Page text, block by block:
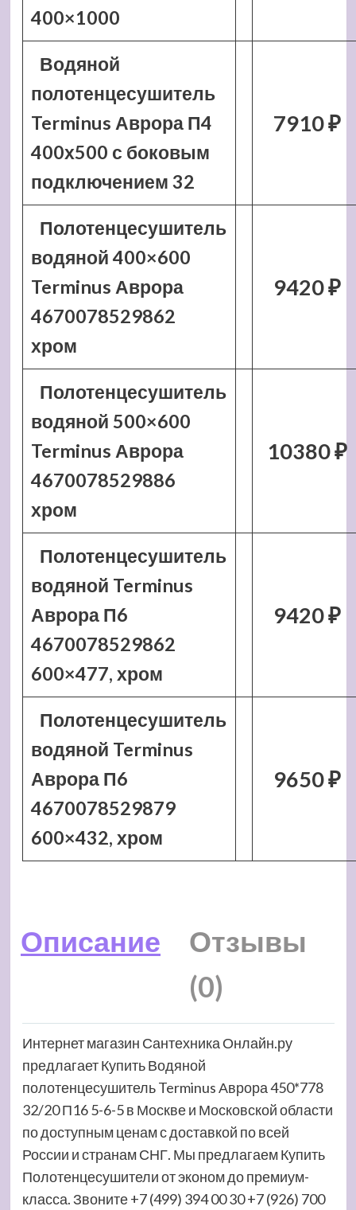
400×1000
Водяной
полотенцесушитель
Terminus Аврора П4
400х500 с боковым
подключением 32
7910 ₽
Полотенцесушитель
водяной 400×600
Terminus Аврора
4670078529862
хром
9420 ₽
Полотенцесушитель
водяной 500×600
Terminus Аврора
4670078529886
хром
10380 ₽
Полотенцесушитель
водяной Terminus
Аврора П6
4670078529862
600×477, хром
9420 ₽
Полотенцесушитель
водяной Terminus
Аврора П6
4670078529879
600×432, хром
9650 ₽
Описание
Отзывы
(0)
Интернет магазин Сантехника Онлайн.ру
предлагает Купить Водяной
полотенцесушитель Terminus Аврора 450*778
32/20 П16 5-6-5 в Москве и Московской области
по доступным ценам с доставкой по всей
России и странам СНГ. Мы предлагаем Купить
Полотенцесушители от эконом до премиум-
класса. Звоните +7 (499) 394 00 30 +7 (926) 700